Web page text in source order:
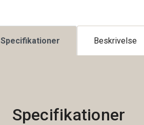
Specifikationer Beskrivelse
Specifikationer